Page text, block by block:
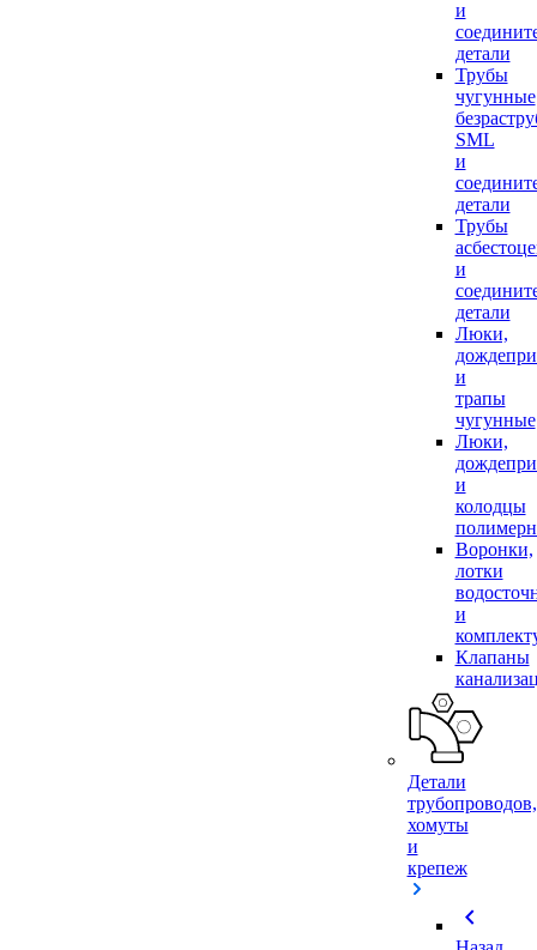
и
детали
Трубы
чугунные
SML
и
детали
Трубы
и
детали
Люки,
и
трапы
чугунные
Люки,
и
колодцы
Воронки,
лотки
и
Клапаны
Детали
трубопроводов,
хомуты
и
крепеж
chevron_left